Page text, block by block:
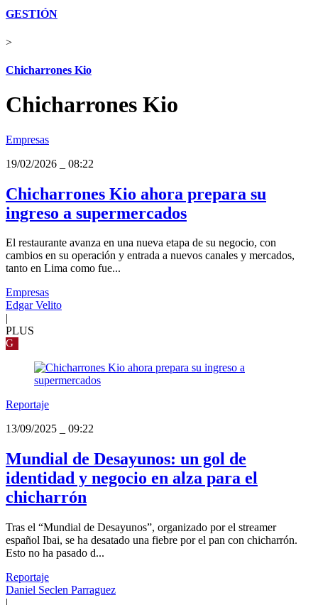
GESTIÓN
>
Chicharrones Kio
Chicharrones Kio
Empresas
19/02/2026
08:22
Chicharrones Kio ahora prepara su
ingreso a supermercados
El restaurante avanza en una nueva etapa de su negocio, con
cambios en su operación y entrada a nuevos canales y mercados,
tanto en Lima como fue...
Empresas
Edgar Velito
PLUS
G
Reportaje
13/09/2025
09:22
Mundial de Desayunos: un gol de
identidad y negocio en alza para el
chicharrón
Tras el “Mundial de Desayunos”, organizado por el streamer
español Ibai, se ha desatado una fiebre por el pan con chicharrón.
Esto no ha pasado d...
Reportaje
Daniel Seclen Parraguez